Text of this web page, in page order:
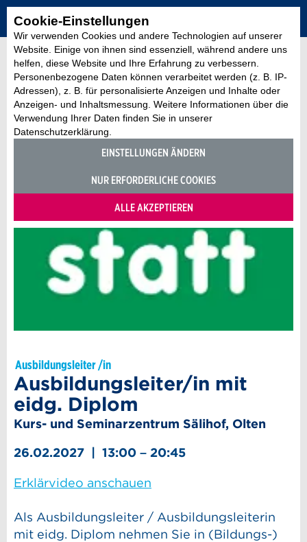
Cookie-Einstellungen
Wir verwenden Cookies und andere Technologien auf unserer
Website. Einige von ihnen sind essenziell, während andere uns
helfen, diese Website und Ihre Erfahrung zu verbessern.
Personenbezogene Daten können verarbeitet werden (z. B. IP-
Adressen), z. B. für personalisierte Anzeigen und Inhalte oder
Anzeigen- und Inhaltsmessung. Weitere Informationen über die
Verwendung Ihrer Daten finden Sie in unserer
Datenschutzerklärung.
EINSTELLUNGEN ÄNDERN
NUR ERFORDERLICHE COOKIES
ALLE AKZEPTIEREN
Ausbildungsleiter /in
Ausbildungsleiter/in mit
eidg. Diplom
Kurs- und Seminarzentrum Sälihof, Olten
26.02.2027 | 13:00 – 20:45
Erklärvideo anschauen
Als Ausbildungsleiter / Ausbildungsleiterin
mit eidg. Diplom nehmen Sie in (Bildungs-)